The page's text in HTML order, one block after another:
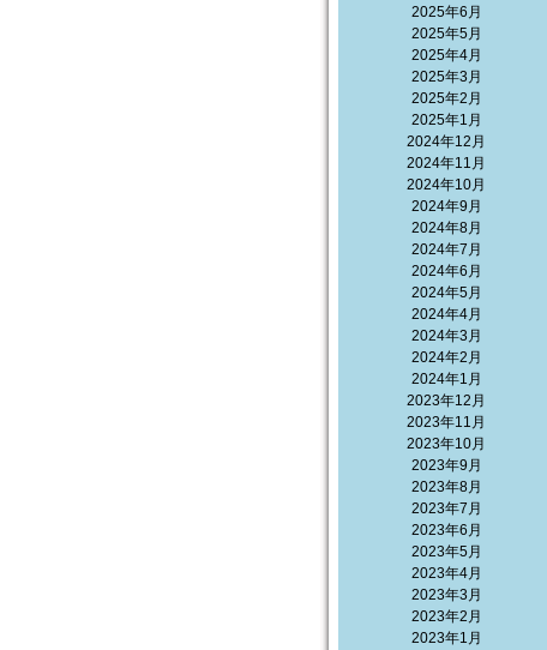
2025年6月
2025年5月
2025年4月
2025年3月
2025年2月
2025年1月
2024年12月
2024年11月
2024年10月
2024年9月
2024年8月
2024年7月
2024年6月
2024年5月
2024年4月
2024年3月
2024年2月
2024年1月
2023年12月
2023年11月
2023年10月
2023年9月
2023年8月
2023年7月
2023年6月
2023年5月
2023年4月
2023年3月
2023年2月
2023年1月